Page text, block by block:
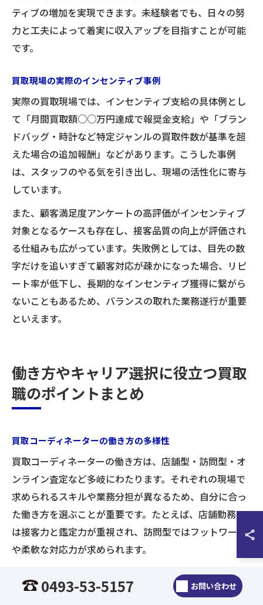
ティブの増加を実現できます。未経験者でも、日々の努
力と工夫によって着実に収入アップを目指すことが可能
です。
買取現場の実際のインセンティブ事例
実際の買取現場では、インセンティブ支給の具体例とし
て「月間買取額○○万円達成で報奨金支給」や「ブラン
ドバッグ・時計など特定ジャンルの買取件数が基準を超
えた場合の追加報酬」などがあります。こうした事例
は、スタッフのやる気を引き出し、現場の活性化に寄与
しています。
また、顧客満足度アンケートの高評価がインセンティブ
対象となるケースも存在し、接客品質の向上が評価され
る仕組みも広がっています。失敗例としては、目先の数
字だけを追いすぎて顧客対応が疎かになった場合、リピ
ート率が低下し、長期的なインセンティブ獲得に繋がら
ないこともあるため、バランスの取れた業務遂行が重要
といえます。
働き方やキャリア選択に役立つ買取
職のポイントまとめ
買取コーディネーターの働き方の多様性
買取コーディネーターの働き方は、店舗型・訪問型・オ
ンライン査定など多岐にわたります。それぞれの現場で
求められるスキルや業務分担が異なるため、自分に合っ
た働き方を選ぶことが重要です。たとえば、店舗勤務で
は接客力と鑑定力が重視され、訪問型ではフットワーク
や柔軟な対応力が求められます。
また、成果報酬型や固定給＋インセンティブ型など、報
酬体系も多様化しています。最近では、未経験者向けの
0493-53-5157 お問い合わせ